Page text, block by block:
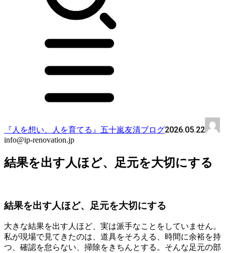
『人を想い、人を育てる』五十嵐友清ブログ2026.05.22
info@ip-renovation.jp
結果を出す人ほど、足元を大切にする
結果を出す人ほど、足元を大切にする
大きな結果を出す人ほど、実は派手なことをしていません。
私が現場で見てきたのは、道具をそろえる、時間に余裕を持
つ、確認を怠らない、掃除をきちんとする。そんな足元の部